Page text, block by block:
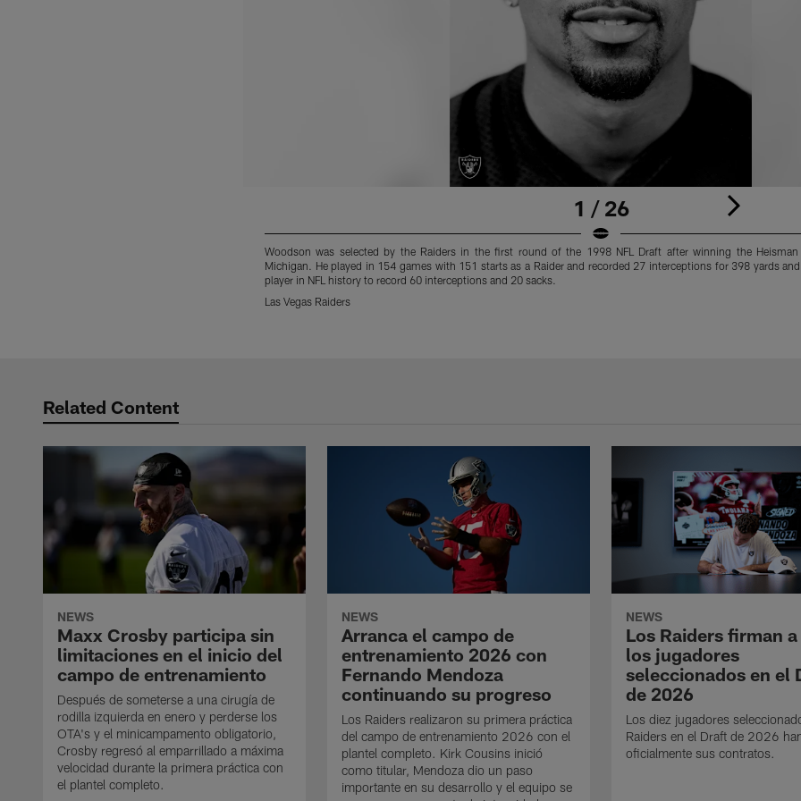
1 / 26
Woodson was selected by the Raiders in the first round of the 1998 NFL Draft after winning the
Michigan. He played in 154 games with 151 starts as a Raider and recorded 27 interceptions for 398 yards
player in NFL history to record 60 interceptions and 20 sacks.
Las Vegas Raiders
Related Content
NEWS
Maxx Crosby participa sin
limitaciones en el inicio del
campo de entrenamiento
Después de someterse a una cirugía de
rodilla izquierda en enero y perderse los
OTA's y el minicampamento obligatorio,
Crosby regresó al emparrillado a máxima
velocidad durante la primera práctica con
el plantel completo.
NEWS
Arranca el campo de
entrenamiento 2026 con
Fernando Mendoza
continuando su progreso
Los Raiders realizaron su primera práctica
del campo de entrenamiento 2026 con el
plantel completo. Kirk Cousins inició
como titular, Mendoza dio un paso
importante en su desarrollo y el equipo se
NEWS
Los Raiders firman
los jugadores
seleccionados en el
de 2026
Los diez jugadores
Raiders en el Draft de 2026
oficialmente sus contratos.